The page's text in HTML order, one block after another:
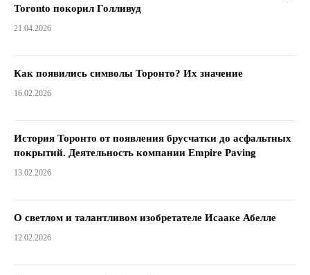
Toronto покорил Голливуд
21.04.2026
Как появились символы Торонто? Их значение
16.02.2026
История Торонто от появления брусчатки до асфальтных
покрытий. Деятельность компании Empire Paving
13.02.2026
О светлом и талантливом изобретателе Исааке Абелле
12.02.2026